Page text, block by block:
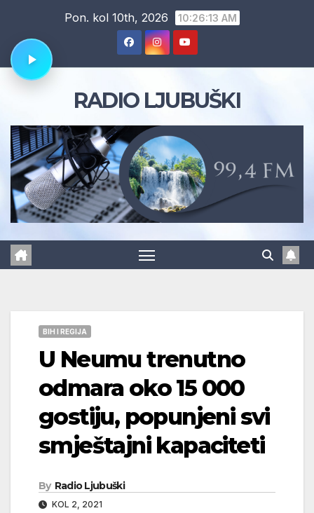
content
Pon. kol 10th, 2026 10:26:13 AM
RADIO LJUBUŠKI
BIH I REGIJA
U Neumu trenutno
odmara oko 15 000
gostiju, popunjeni svi
smještajni kapaciteti
By Radio Ljubuški
KOL 2, 2021